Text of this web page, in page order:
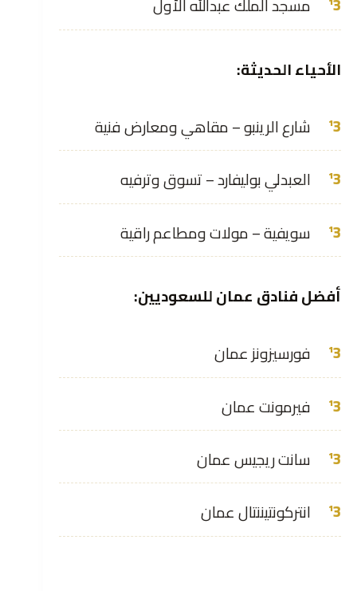
مسجد الملك عبدالله الأول
الأحياء الحديثة:
شارع الرينبو – مقاهي ومعارض فنية
العبدلي بوليفارد – تسوق وترفيه
سويفية – مولات ومطاعم راقية
أفضل فنادق عمان للسعوديين:
فورسيزونز عمان
فيرمونت عمان
سانت ريجيس عمان
انتركونتيننتال عمان